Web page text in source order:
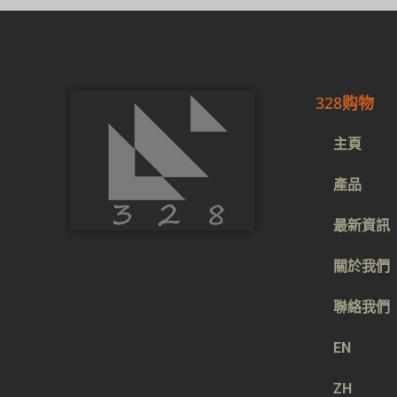
328购物
主頁
產品
最新資訊
關於我們
聯絡我們
EN
ZH